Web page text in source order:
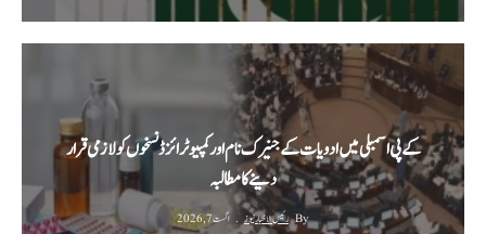
کے پی اسمبلی میں ادویات کے جنیرک نام اور کمپیوٹرائزڈ نسخوں کو لازمی قرار
دینے کا مطالبہ
By رئیس الاخبار نیوز اگست 7, 2026